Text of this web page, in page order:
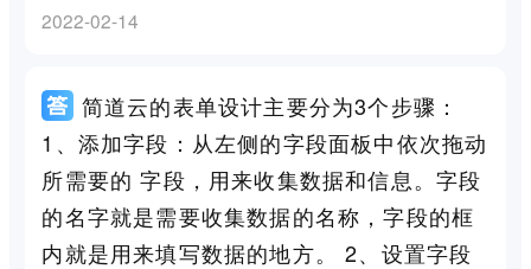
2022-02-14
简道云的表单设计主要分为3个步骤：
1、添加字段：从左侧的字段面板中依次拖动
所需要的 字段，用来收集数据和信息。字段
的名字就是需要收集数据的名称，字段的框
内就是用来填写数据的地方。 2、设置字段